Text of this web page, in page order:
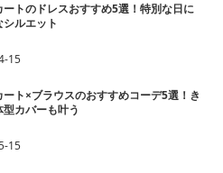
ートのドレスおすすめ5選！特別な日に
ルエット
15
ト×ブラウスのおすすめコーデ5選！き
カバーも叶う
15